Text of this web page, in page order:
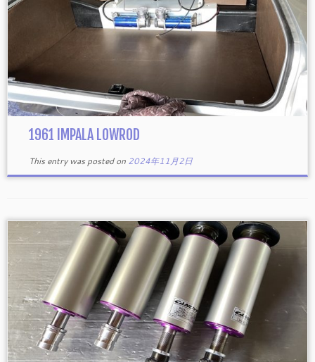
1961 IMPALA LOWROD
This entry was posted on 2024年11月2日